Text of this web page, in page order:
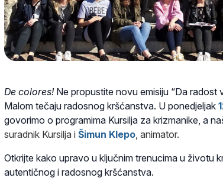
De colores!Ne propustite novu emisiju “Da radost
Malom tečaju radosnog kršćanstva. U ponedjeljak
govorimo o programima Kursilja za krizmanike, a
suradnik Kursilja i Šimun Klepo , animator.
Otkrijte kako upravo u ključnim trenucima u životu
autentičnog i radosnog kršćanstva.